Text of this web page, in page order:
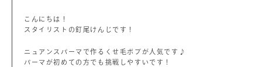
こんにちは！
スタイリストの釘尾けんじです！
ニュアンスパーマで作るくせ毛ボブが人気です♪
パーマが初めての方でも挑戦しやすいです！